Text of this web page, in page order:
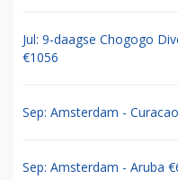
Jul: 9-daagse Chogogo
€1056
Sep: Amsterdam -
Sep: Amsterdam - Aruba